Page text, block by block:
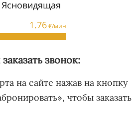
звонок:
на сайте нажав на кнопку
чтобы заказать